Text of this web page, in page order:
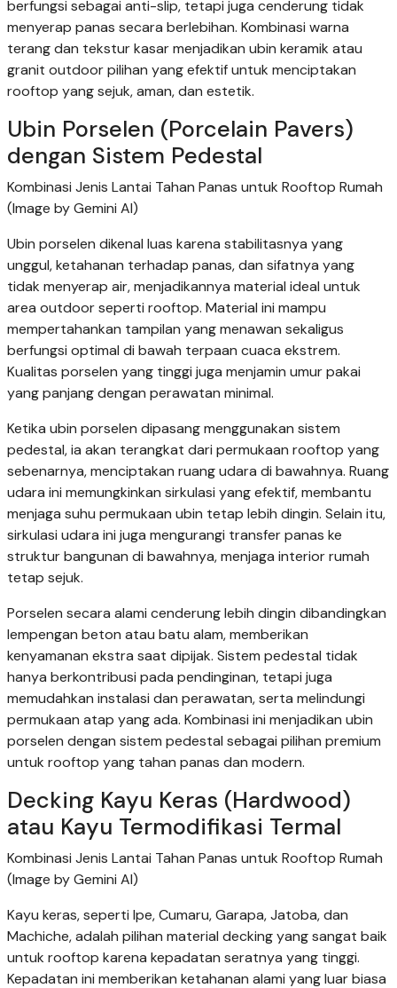
berfungsi sebagai anti-slip, tetapi juga cenderung tidak
menyerap panas secara berlebihan. Kombinasi warna
terang dan tekstur kasar menjadikan ubin keramik atau
granit outdoor pilihan yang efektif untuk menciptakan
rooftop yang sejuk, aman, dan estetik.
Ubin Porselen (Porcelain Pavers)
dengan Sistem Pedestal
Kombinasi Jenis Lantai Tahan Panas untuk Rooftop Rumah
(Image by Gemini AI)
Ubin porselen dikenal luas karena stabilitasnya yang
unggul, ketahanan terhadap panas, dan sifatnya yang
tidak menyerap air, menjadikannya material ideal untuk
area outdoor seperti rooftop. Material ini mampu
mempertahankan tampilan yang menawan sekaligus
berfungsi optimal di bawah terpaan cuaca ekstrem.
Kualitas porselen yang tinggi juga menjamin umur pakai
yang panjang dengan perawatan minimal.
Ketika ubin porselen dipasang menggunakan sistem
pedestal, ia akan terangkat dari permukaan rooftop yang
sebenarnya, menciptakan ruang udara di bawahnya. Ruang
udara ini memungkinkan sirkulasi yang efektif, membantu
menjaga suhu permukaan ubin tetap lebih dingin. Selain itu,
sirkulasi udara ini juga mengurangi transfer panas ke
struktur bangunan di bawahnya, menjaga interior rumah
tetap sejuk.
Porselen secara alami cenderung lebih dingin dibandingkan
lempengan beton atau batu alam, memberikan
kenyamanan ekstra saat dipijak. Sistem pedestal tidak
hanya berkontribusi pada pendinginan, tetapi juga
memudahkan instalasi dan perawatan, serta melindungi
permukaan atap yang ada. Kombinasi ini menjadikan ubin
porselen dengan sistem pedestal sebagai pilihan premium
untuk rooftop yang tahan panas dan modern.
Decking Kayu Keras (Hardwood)
atau Kayu Termodifikasi Termal
Kombinasi Jenis Lantai Tahan Panas untuk Rooftop Rumah
(Image by Gemini AI)
Kayu keras, seperti Ipe, Cumaru, Garapa, Jatoba, dan
Machiche, adalah pilihan material decking yang sangat baik
untuk rooftop karena kepadatan seratnya yang tinggi.
Kepadatan ini memberikan ketahanan alami yang luar biasa